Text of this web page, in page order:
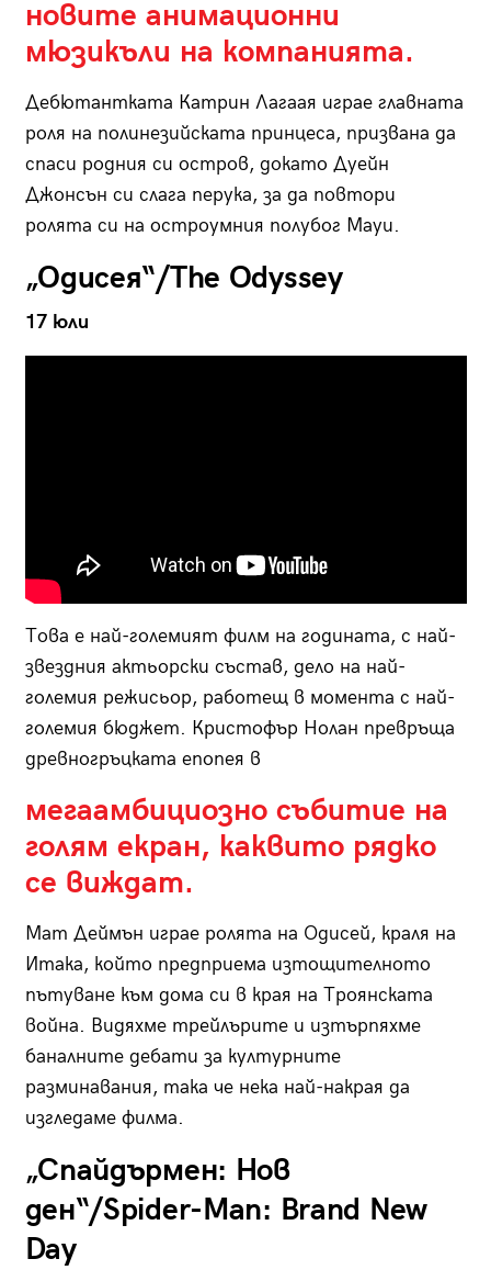
новите анимационни
мюзикъли на компанията.
Дебютантката Катрин Лагаая играе главната
роля на полинезийската принцеса, призвана да
спаси родния си остров, докато Дуейн
Джонсън си слага перука, за да повтори
ролята си на остроумния полубог Мауи.
„Одисея“/The Odyssey
17 юли
Това е най-големият филм на годината, с най-
звездния актьорски състав, дело на най-
големия режисьор, работещ в момента с най-
големия бюджет. Кристофър Нолан превръща
древногръцката епопея в
мегаамбициозно събитие на
голям екран, каквито рядко
се виждат.
Мат Деймън играе ролята на Одисей, краля на
Итака, който предприема изтощителното
пътуване към дома си в края на Троянската
война. Видяхме трейлърите и изтърпяхме
баналните дебати за културните
разминавания, така че нека най-накрая да
изгледаме филма.
„Спайдърмен: Нов
ден“/Spider-Man: Brand New
Day